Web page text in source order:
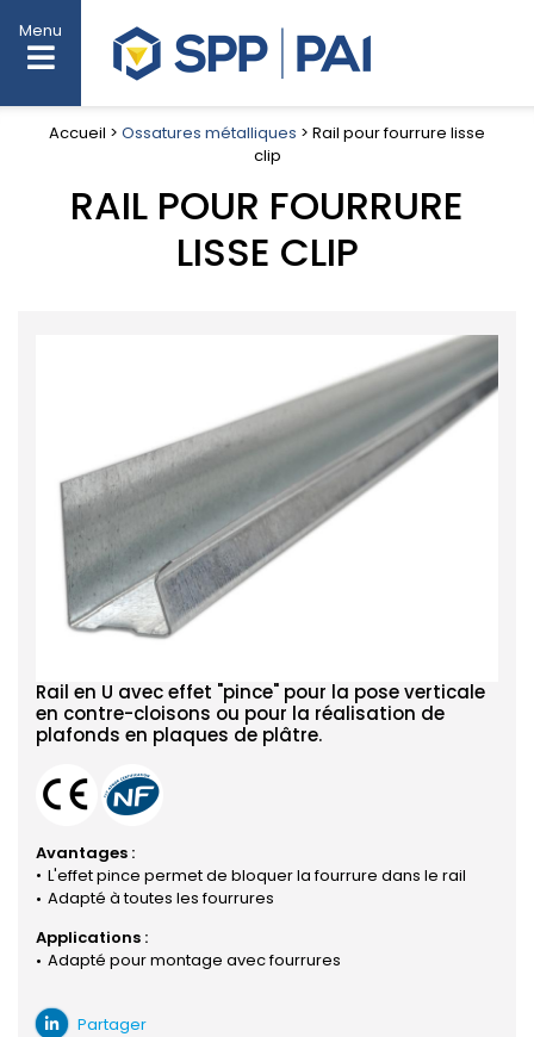
Menu
Accueil > Ossatures métalliques > Rail pour fourrure lisse
clip
RAIL POUR FOURRURE
LISSE CLIP
Rail en U avec effet "pince" pour la pose verticale
en contre-cloisons ou pour la réalisation de
plafonds en plaques de plâtre.
Avantages :
L'effet pince permet de bloquer la fourrure dans le rail
Adapté à toutes les fourrures
Applications :
Adapté pour montage avec fourrures
Partager